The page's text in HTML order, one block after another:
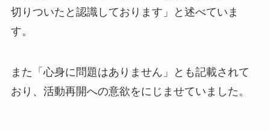
切りついたと認識しております」と述べていま
す。
また「心身に問題はありません」とも記載されて
おり、活動再開への意欲をにじませていました。